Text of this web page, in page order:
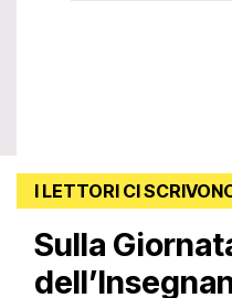
I LETTORI CI
Sulla